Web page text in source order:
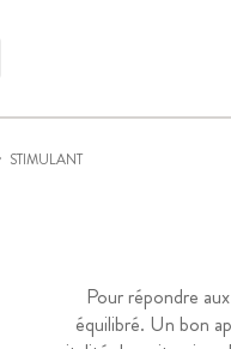
STIMULANT
Pour répondre
équilibré. Un bon